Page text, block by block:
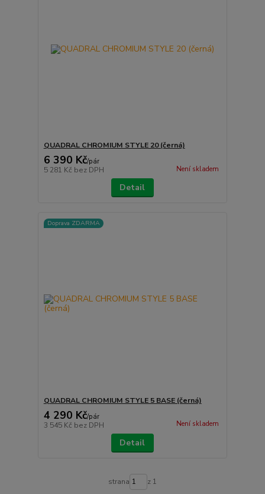
QUADRAL CHROMIUM STYLE 20 (černá)
6 390 Kč/pár
5 281 Kč bez DPH Není skladem
Detail
Doprava ZDARMA
QUADRAL CHROMIUM STYLE 5 BASE (černá)
4 290 Kč/pár
3 545 Kč bez DPH Není skladem
Detail
strana z 1